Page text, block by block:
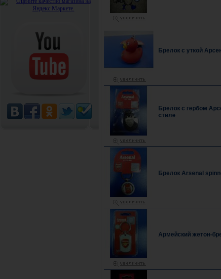
Брелок с уткой
Брелок с гербом
стиле
Брелок Arsenal
Армейский жетон-